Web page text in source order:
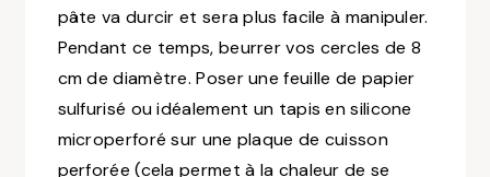
pâte va durcir et sera plus facile à manipuler.
Pendant ce temps, beurrer vos cercles de 8
cm de diamètre. Poser une feuille de papier
sulfurisé ou idéalement un tapis en silicone
microperforé sur une plaque de cuisson
perforée (cela permet à la chaleur de se